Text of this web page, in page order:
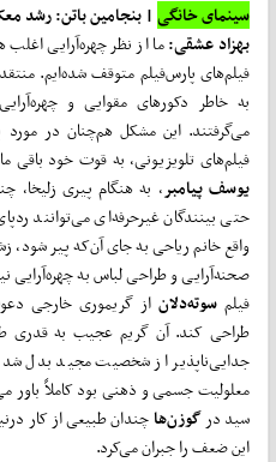
سینمای خانگی| بنجامین باتن: رشد
بهزاد عشقی:ما از نظر چهره‌آرایی اغلب
فیلم‌های پارس‌فیلم متوقف شده‌ایم.
به خاطر دکورهای مقوایی و
می‌گرفتند. این مشکل هم‌چنان در مورد
فیلم‌های تلویزیونی، به قوت خود
یوسف پیامبر، به هنگام پیری زلیخا،
حتی بینندگان غیرحرفه‌ای می‌توانند
واقع خانم ریاحی به جای آن‌که پیر
صحنه‌آرایی و طراحی لباس به چهره‌آرایی
فیلم سوته‌دلاناز گریموری خارجی
طراحی کند. آن گریم عجیب به قدری
جدایی‌ناپذیر از شخصیت مجید بدل
معلولیت جسمی و ذهنی بود کاملاً باور
سید در گوزن‌هاچندان طبیعی از کار
این ضعف را جبران می‌کرد.